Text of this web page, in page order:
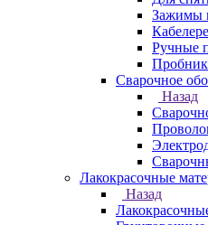
Зажимы
Ручные
Сварочное
Назад
Лакокрасочные
Назад